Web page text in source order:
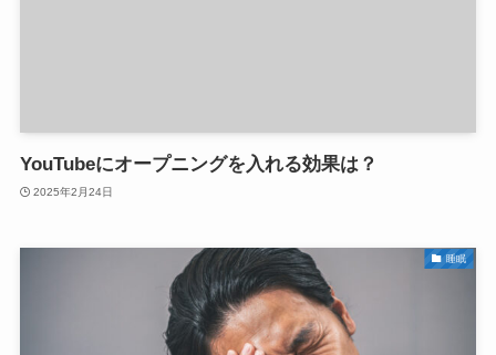
YouTubeにオープニングを入れる効果は？
2025年2月24日
睡眠